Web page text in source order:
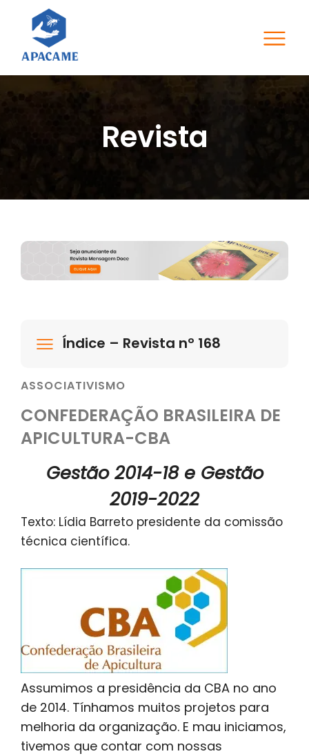
Revista
Índice – Revista nº 168
ASSOCIATIVISMO
CONFEDERAÇÃO BRASILEIRA DE
APICULTURA-CBA
Gestão 2014-18 e Gestão
2019-2022
Texto: Lídia Barreto presidente da comissão
técnica científica.
Assumimos a presidência da CBA no ano
de 2014. Tínhamos muitos projetos para
melhoria da organização. E mau iniciamos,
tivemos que contar com nossas